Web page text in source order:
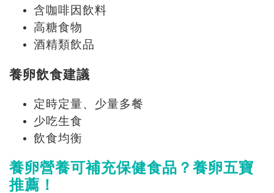
含咖啡因飲料
高糖食物
酒精類飲品
養卵飲食建議
定時定量、少量多餐
少吃生食
飲食均衡
養卵營養可補充保健食品？養卵五寶
推薦！